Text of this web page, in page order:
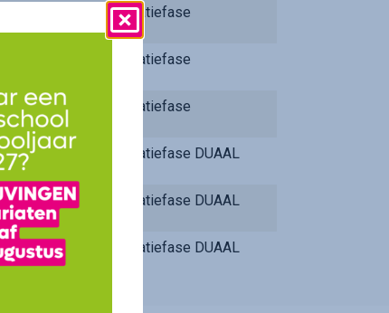
Integratiefase
Integratiefase
Integratiefase
Integratiefase DUAAL
Integratiefase DUAAL
Integratiefase DUAAL